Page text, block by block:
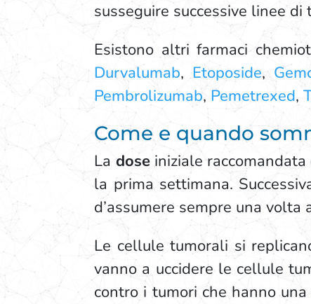
susseguire successive linee
Esistono altri farmaci
Durvalumab,Etoposide,
Pembrolizumab, Pemetrexed,
Come e quando
La doseiniziale
la prima settimana.
d’assumere sempre una volta
Le cellule tumorali si
vanno a uccidere le cellule
contro i tumori che hanno